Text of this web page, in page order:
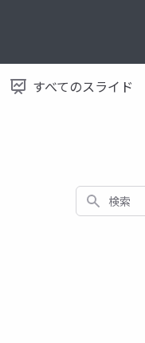
すべてのスライド
検索